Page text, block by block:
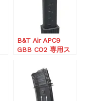
B&T Air APC9
GBB CO2 専用ス